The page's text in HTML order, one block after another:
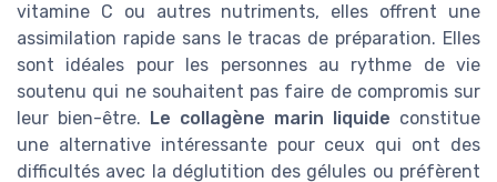
vitamine C ou autres nutriments, elles offrent une
assimilation rapide sans le tracas de préparation. Elles
sont idéales pour les personnes au rythme de vie
soutenu qui ne souhaitent pas faire de compromis sur
leur bien-être. Le collagène marin liquide constitue
une alternative intéressante pour ceux qui ont des
difficultés avec la déglutition des gélules ou préfèrent